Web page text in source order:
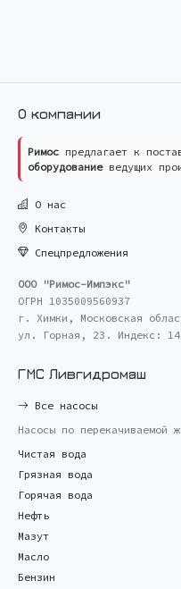
О компании
Римос предлагает к
оборудованиеведущих
О нас
Контакты
Спецпредложения
ООО "Римос-Импэкс"
ОГРН 1035009560937
г. Химки, Московская
ул. Горная, 23. Индекс:
ГМС Ливгидромаш
Все насосы
Насосы по перекачиваемой
Чистая вода
Грязная вода
Горячая вода
Нефть
Мазут
Масло
Бензин